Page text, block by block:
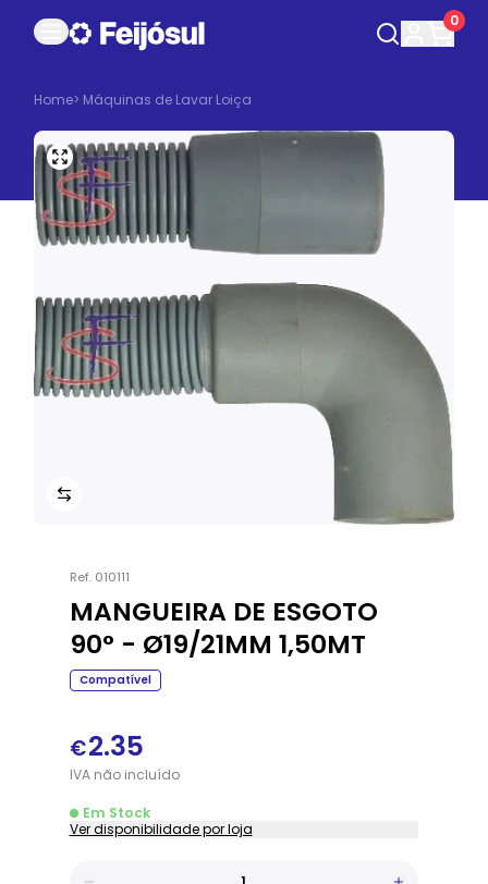
0
Home> Máquinas de Lavar Loiça
Ref. 010111
MANGUEIRA DE ESGOTO
90° - Ø19/21MM 1,50MT
Compatível
€2.35
IVAnãoincluído
Em Stock
Ver disponibilidade por loja